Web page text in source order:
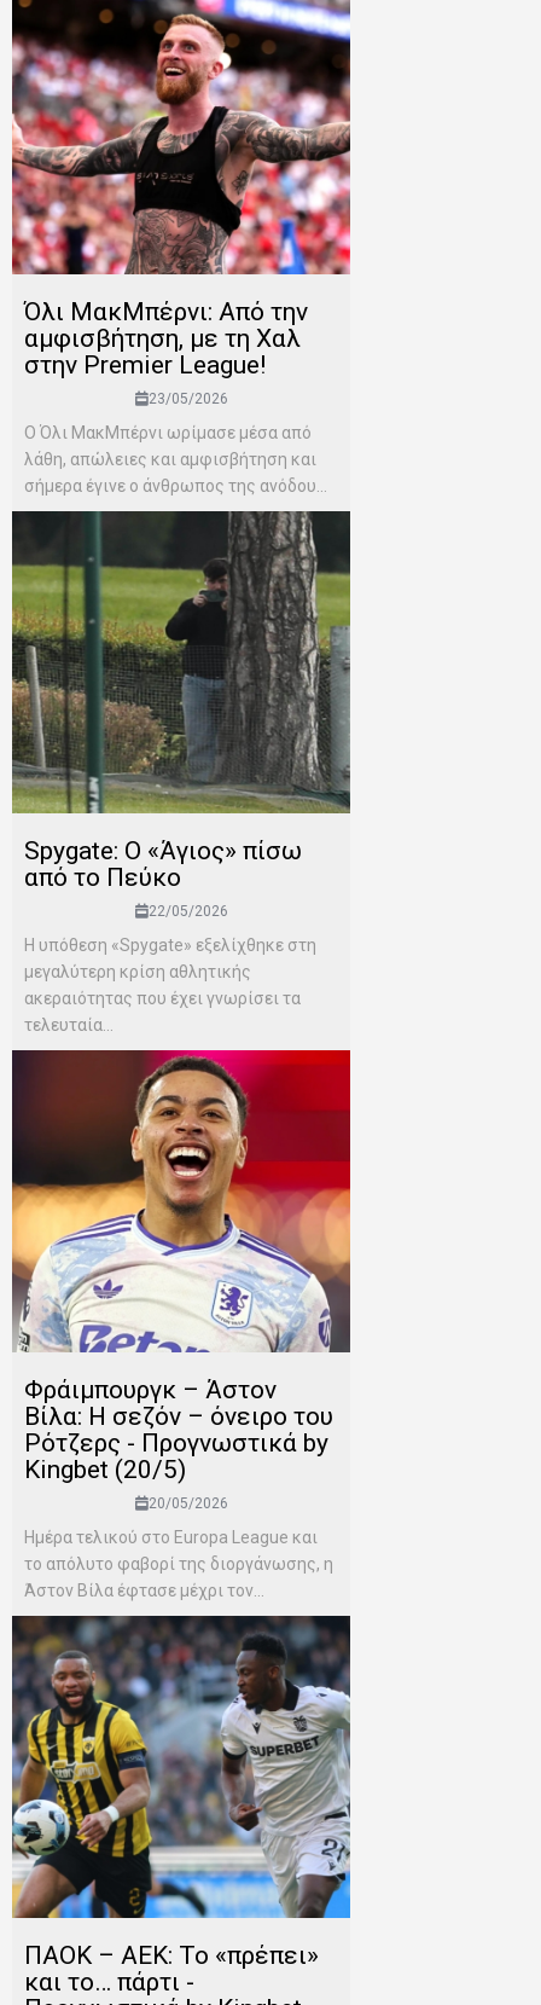
Όλι ΜακΜπέρνι: Aπό την
αμφισβήτηση, με τη Χαλ
στην Premier League!
23/05/2026
Ο Όλι ΜακΜπέρνι ωρίμασε μέσα από
λάθη, απώλειες και αμφισβήτηση και
σήμερα έγινε ο άνθρωπος της ανόδου...
Spygate: Ο «Άγιος» πίσω
από το Πεύκο
22/05/2026
Η υπόθεση «Spygate» εξελίχθηκε στη
μεγαλύτερη κρίση αθλητικής
ακεραιότητας που έχει γνωρίσει τα
τελευταία...
Φράιμπουργκ – Άστον
Βίλα: Η σεζόν – όνειρο του
Ρότζερς - Προγνωστικά by
Kingbet (20/5)
20/05/2026
Ημέρα τελικού στο Europa League και
το απόλυτο φαβορί της διοργάνωσης, η
Άστον Βίλα έφτασε μέχρι τον...
ΠΑΟΚ – ΑΕΚ: Το «πρέπει»
και το… πάρτι -